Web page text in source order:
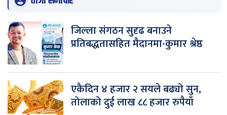
जिल्ला संगठन सुदृढ बनाउने
प्रतिबद्धतासहित मैदानमा-कुमार श्रेष्ठ
एकैदिन ४ हजार २ सयले बढ्यो सुन,
तोलाको दुई लाख ८८ हजार रुपैयाँ